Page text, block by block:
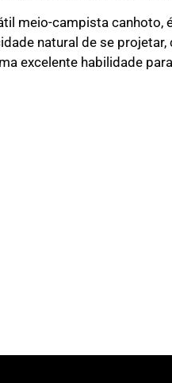
meio-campista canhoto,
natural de se
excelente habilidade